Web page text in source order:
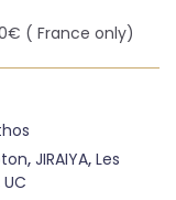
( France only)
, JIRAIYA, Les
UC